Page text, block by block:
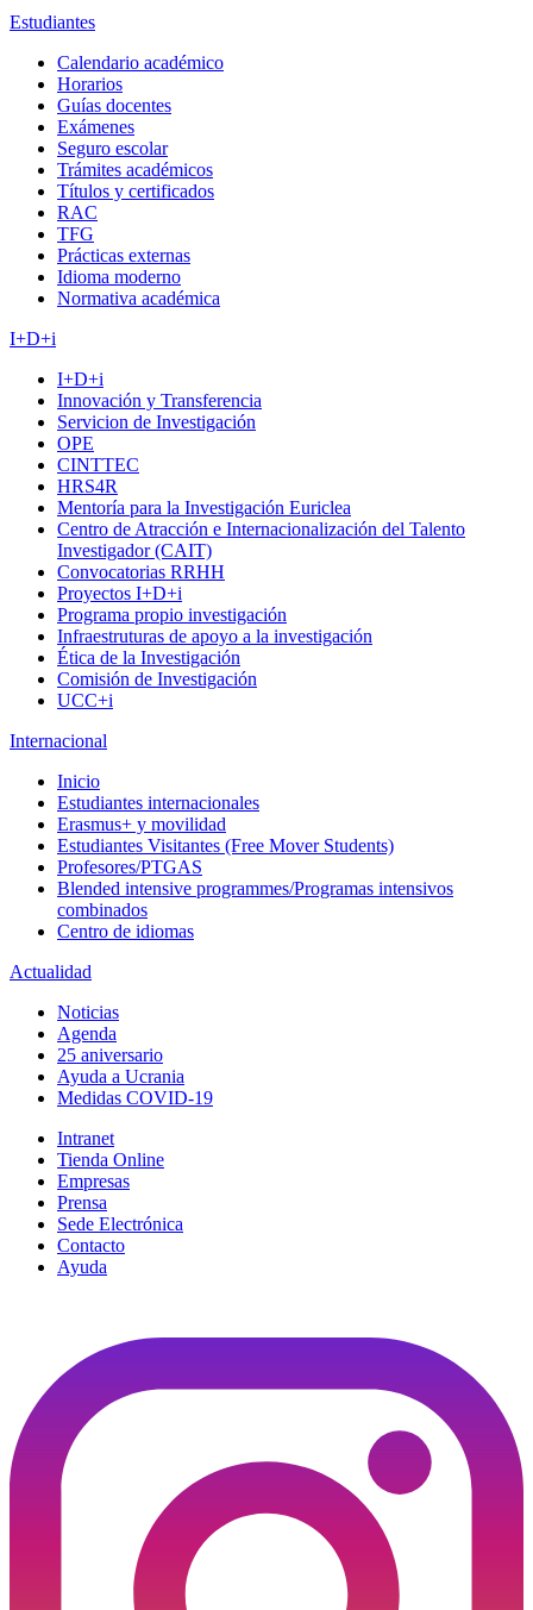
Estudiantes
Calendario académico
Horarios
Guías docentes
Exámenes
Seguro escolar
Trámites académicos
Títulos y certificados
RAC
TFG
Prácticas externas
Idioma moderno
Normativa académica
I+D+i
I+D+i
Innovación y Transferencia
Servicion de Investigación
OPE
CINTTEC
HRS4R
Mentoría para la Investigación Euriclea
Centro de Atracción e Internacionalización del Talento
Investigador (CAIT)
Convocatorias RRHH
Proyectos I+D+i
Programa propio investigación
Infraestruturas de apoyo a la investigación
Ética de la Investigación
Comisión de Investigación
UCC+i
Internacional
Inicio
Estudiantes internacionales
Erasmus+ y movilidad
Estudiantes Visitantes (Free Mover Students)
Profesores/PTGAS
Blended intensive programmes/Programas intensivos
combinados
Centro de idiomas
Actualidad
Noticias
Agenda
25 aniversario
Ayuda a Ucrania
Medidas COVID-19
Intranet
Tienda Online
Empresas
Prensa
Sede Electrónica
Contacto
Ayuda